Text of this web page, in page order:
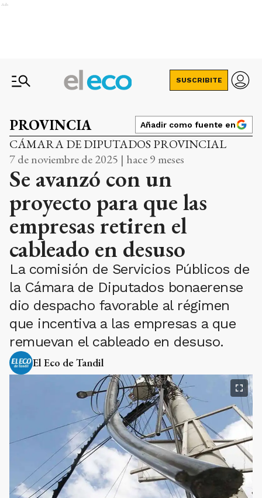
Ads
SUSCRIBITE
PROVINCIA Añadir como fuente en
CÁMARA DE DIPUTADOS PROVINCIAL
7 de noviembre de 2025 | hace 9 meses
Se avanzó con un
proyecto para que las
empresas retiren el
cableado en desuso
La comisión de Servicios Públicos de
la Cámara de Diputados bonaerense
dio despacho favorable al régimen
que incentiva a las empresas a que
remuevan el cableado en desuso.
El Eco de Tandil